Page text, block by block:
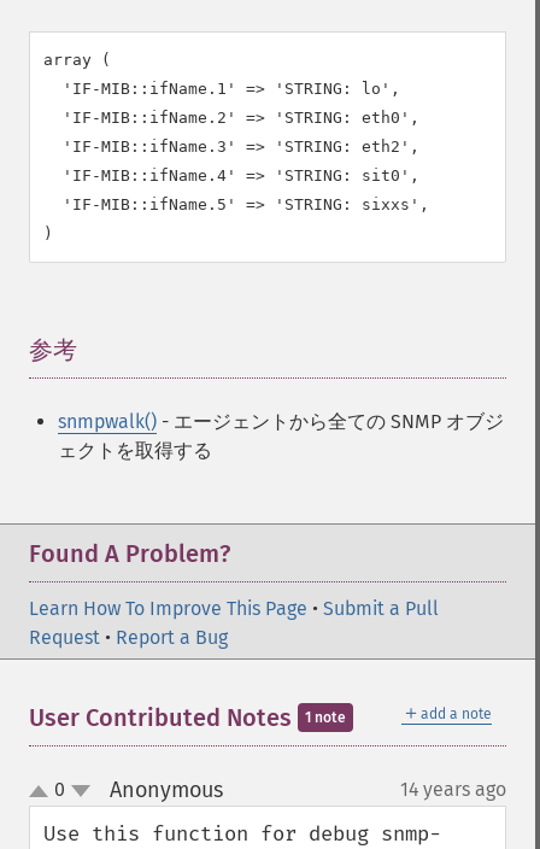
array (
  'IF-MIB::ifName.1' => 'STRING: lo',
  'IF-MIB::ifName.2' => 'STRING: eth0',
  'IF-MIB::ifName.3' => 'STRING: eth2',
  'IF-MIB::ifName.4' => 'STRING: sit0',
  'IF-MIB::ifName.5' => 'STRING: sixxs',
)
参考
snmpwalk() - エージェントから全ての SNMP オブジ
ェクトを取得する
Found A Problem?
Learn How To Improve This Page • Submit a Pull
Request • Report a Bug
＋ add a note
User Contributed Notes 1 note
up
down
0 Anonymous¶ 14 years ago
Use this function for debug snmp-